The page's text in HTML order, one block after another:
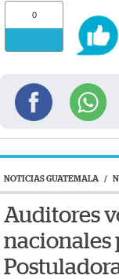
0
NOTICIAS GUATEMALA /
Auditores
nacionales